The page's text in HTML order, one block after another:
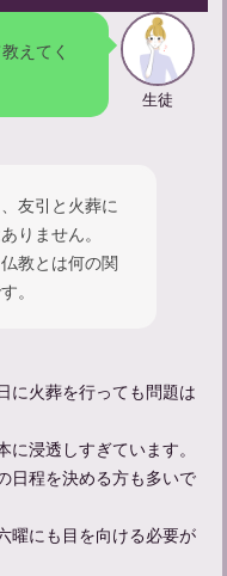
ってはいけないことは
際の服装について解説
えてく
生徒
友引と火葬に
りません。
教とは何の関
。
に火葬を行っても問題は
浸透しすぎています。
日程を決める方も多いで
曜にも目を向ける必要が